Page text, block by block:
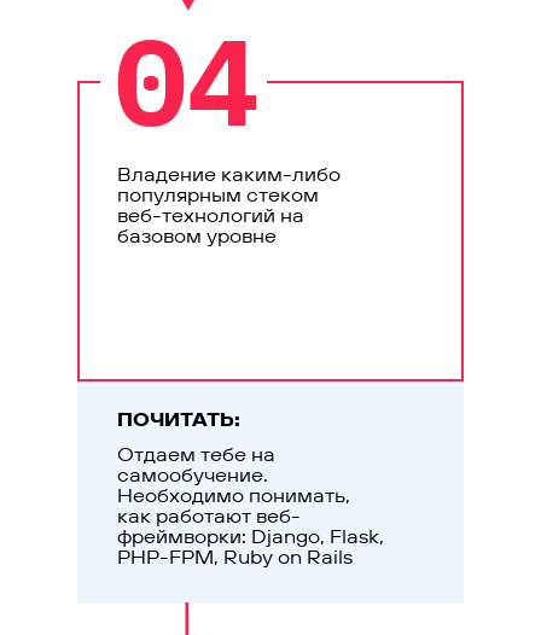
04
Владение каким-либо
популярным стеком
веб-технологий на
базовом уровне
ПОЧИТАТЬ:
Отдаем тебе на
самообучение.
Необходимо понимать,
как работают веб-
фреймворки: Django, Flask,
PHP-FPM, Ruby on Rails